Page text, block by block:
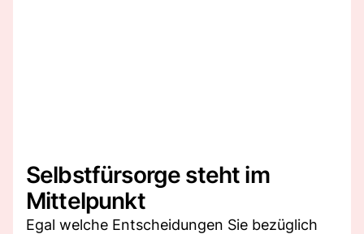
Selbstfürsorge steht im
Mittelpunkt
Egal welche Entscheidungen Sie bezüglich